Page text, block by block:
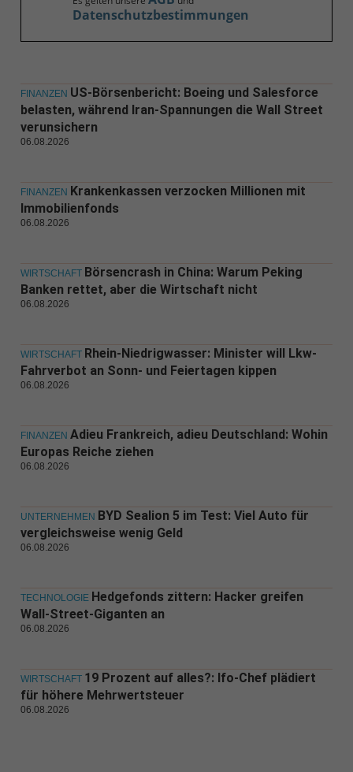
Datenschutzbestimmungen
FINANZEN US-Börsenbericht: Boeing und Salesforce
belasten, während Iran-Spannungen die Wall Street
verunsichern
06.08.2026
FINANZEN Krankenkassen verzocken Millionen mit
Immobilienfonds
06.08.2026
WIRTSCHAFT Börsencrash in China: Warum Peking
Banken rettet, aber die Wirtschaft nicht
06.08.2026
WIRTSCHAFT Rhein-Niedrigwasser: Minister will Lkw-
Fahrverbot an Sonn- und Feiertagen kippen
06.08.2026
FINANZEN Adieu Frankreich, adieu Deutschland: Wohin
Europas Reiche ziehen
06.08.2026
UNTERNEHMEN BYD Sealion 5 im Test: Viel Auto für
vergleichsweise wenig Geld
06.08.2026
TECHNOLOGIE Hedgefonds zittern: Hacker greifen
Wall-Street-Giganten an
06.08.2026
WIRTSCHAFT 19 Prozent auf alles?: Ifo-Chef plädiert
für höhere Mehrwertsteuer
06.08.2026